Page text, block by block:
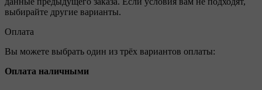
выбирайте другие варианты.
Оплата
Вы можете выбрать один из трёх вариантов оплаты:
Оплата наличными